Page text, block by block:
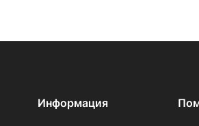
Информация